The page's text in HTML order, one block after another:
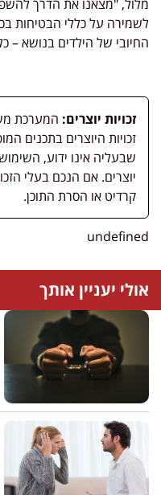
מלול, "מצאנו את הדרך
לשמירה על כללי הבטיחות
החיובי של הילדים בנושא –
זכויות יוצרים: המערכת
זכויות היוצרים בתכנים
יוצרים. אם הנכם בעלי
קרדיט או הסרת התוכן.
undefined
אולי יעניין אותך